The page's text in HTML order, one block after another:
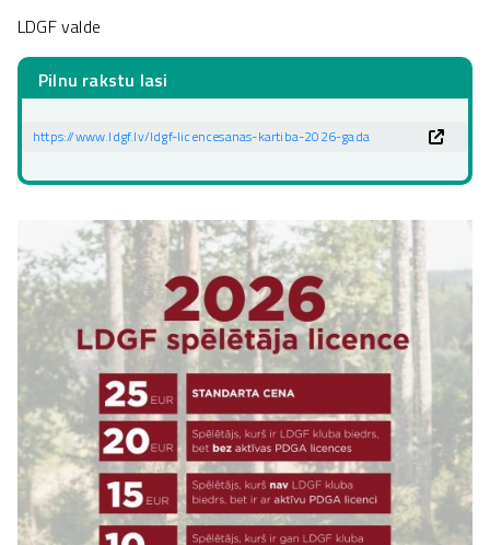
LDGF valde
Pilnu rakstu lasi
https://www.ldgf.lv/ldgf-licencesanas-kartiba-2026-gada